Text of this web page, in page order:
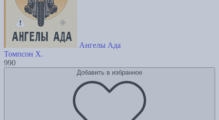
Ангелы Ада
Томпсон Х.
990
Добавить в избранное